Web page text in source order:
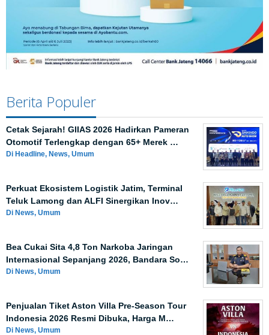
Berita Populer
Cetak Sejarah! GIIAS 2026 Hadirkan Pameran
Otomotif Terlengkap dengan 65+ Merek …
Di Headline, News, Umum
Perkuat Ekosistem Logistik Jatim, Terminal
Teluk Lamong dan ALFI Sinergikan Inov…
Di News, Umum
Bea Cukai Sita 4,8 Ton Narkoba Jaringan
Internasional Sepanjang 2026, Bandara So…
Di News, Umum
Penjualan Tiket Aston Villa Pre-Season Tour
Indonesia 2026 Resmi Dibuka, Harga M…
Di News, Umum